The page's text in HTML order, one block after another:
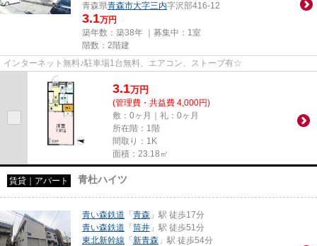
青森県青森市大字三内字沢部416-12
3.1万円
築年数：築38年 ｜募集中： 1室
階数：2階建
インターネット無料♪駐車場1台無料、エアコン、ストーブ有☆
3.1万円
(管理費・共益費 4,000円)
敷：0ヶ月｜礼：0ヶ月
所在階：1階
間取り：1K
面積：23.18㎡
賃貸｜アパート 青杜ハイツ
青い森鉄道 「 青森 」駅 徒歩17分
青い森鉄道 「 筒井 」駅 徒歩51分
東北新幹線 「 新青森 」駅 徒歩54分